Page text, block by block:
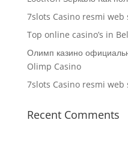
7slots Casino resmi web
Top online casino’s in
Олимп казино
Olimp Casino
7slots Casino resmi web
Recent Comments